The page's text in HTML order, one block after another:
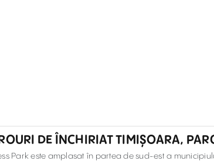
DE ÎNCHIRIAT TIMIȘOARA,
Park este amplasat în partea de sud-est a